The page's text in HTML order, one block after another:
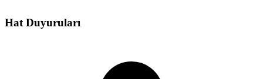
Hat Duyuruları